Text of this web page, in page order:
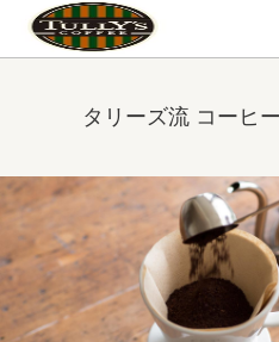
タリーズ流 コーヒ